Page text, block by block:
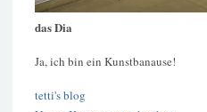
das Dia
Ja, ich bin ein Kunstbanause!
tetti's blog